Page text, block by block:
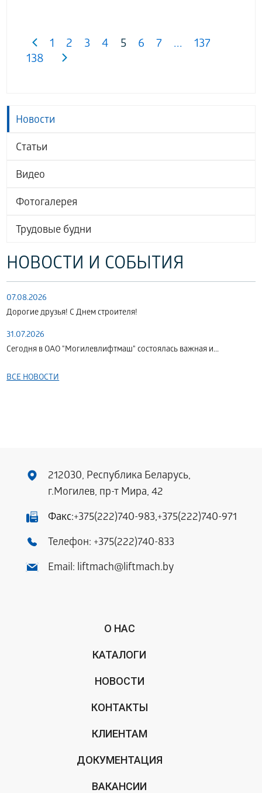
Новости
Статьи
Видео
Фотогалерея
Трудовые будни
НОВОСТИ И СОБЫТИЯ
07.08.2026
Дорогие друзья! С Днем строителя!
31.07.2026
Сегодня в ОАО "Могилевлифтмаш" состоялась важная и...
ВСЕ НОВОСТИ
1 2 3 4 5 6 7 ...
137
138
212030, Республика Беларусь,
г.Могилев, пр-т Мира, 42
Факс:+375(222)740-983,+375(222)740-971
Телефон: +375(222)740-833
Email: liftmach@liftmach.by
О НАС
КАТАЛОГИ
НОВОСТИ
КОНТАКТЫ
КЛИЕНТАМ
ДОКУМЕНТАЦИЯ
ВАКАНСИИ